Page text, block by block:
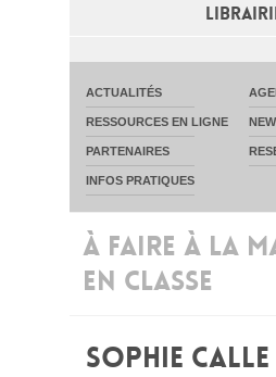
ACTUALITÉS
RESSOURCES EN LIGNE
PARTENAIRES
INFOS PRATIQUES
À FAIRE À LA
EN CLASSE
SOPHIE CALLE